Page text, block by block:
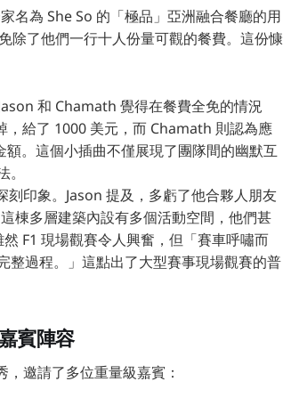
名為 She So 的「極品」亞洲融合餐廳的用
除了他們一行十人份量可觀的餐費。這份慷
和 Chamath 覺得在餐費全免的情況
，給了 1000 美元，而 Chamath 則認為應
。這個小插曲不僅展現了團隊間的幽默互
刻印象。Jason 提及，多虧了他合夥人朋友
棟多層建築內設有多個活動空間，他們甚
F1 現場觀賽令人興奮，但「賽車呼嘯而
整過程。」這點出了大型賽事現場觀賽的普
賓陣容
邀請了多位重量級嘉賓：